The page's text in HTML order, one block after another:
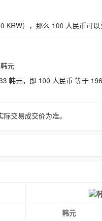
），那么 100 人民币可以
元
韩元，即 100 人民币 等于
交易成交价为准。
韩元